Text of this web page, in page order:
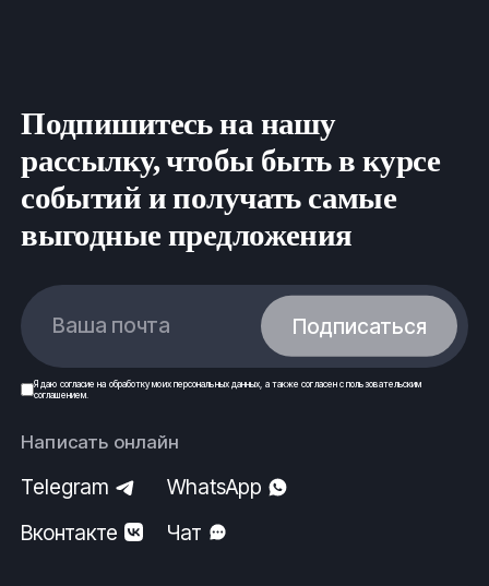
Подпишитесь на нашу
рассылку, чтобы быть в курсе
событий и получать самые
выгодные предложения
Ваша почта Подписаться
Я даю согласие на обработку моих персональных данных , а также согласен спользовательским
соглашением.
Написать онлайн
Telegram
WhatsApp
Вконтакте
Чат